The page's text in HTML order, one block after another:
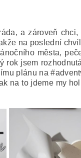
a zároveň
na poslední
města,
jsem
plánu na
na to jdeme my